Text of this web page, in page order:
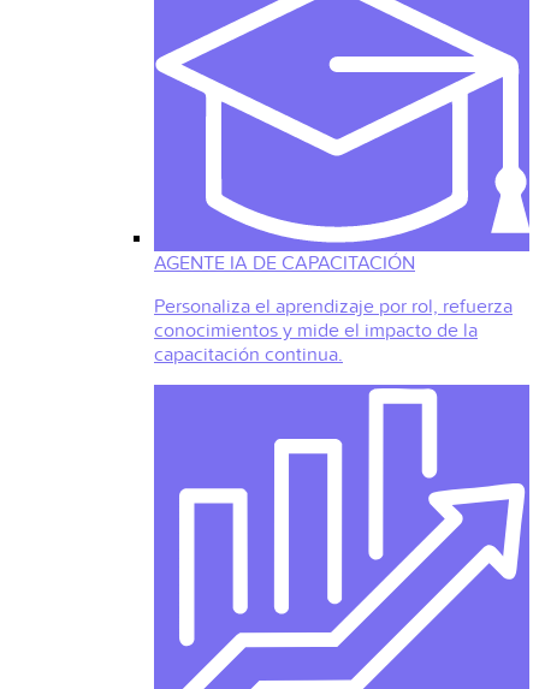
AGENTE IA DE CAPACITACIÓN
Personaliza el aprendizaje por rol, refuerza
conocimientos y mide el impacto de la
capacitación continua.